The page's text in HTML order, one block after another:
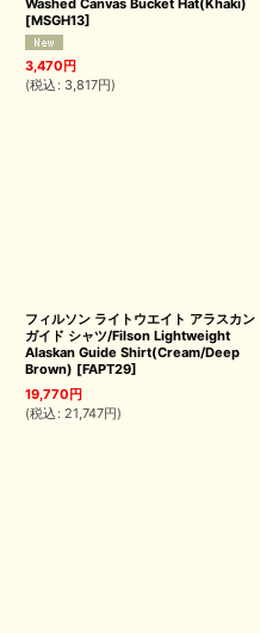
[MSGH13]
3,470円
(税込 : 3,817円)
フィルソン ライトウエイト アラスカン
ガイド シャツ/Filson Lightweight
Alaskan Guide Shirt(Cream/Deep
Brown) [FAPT29]
19,770円
(税込 : 21,747円)